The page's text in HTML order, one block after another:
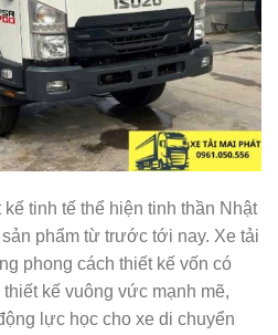
kế tinh tế thể hiện tinh thần Nhật
phẩm từ trước tới nay. Xe tải
phong cách thiết kế vốn có
kế vuông vức mạnh mẽ,
lực học cho xe di chuyển